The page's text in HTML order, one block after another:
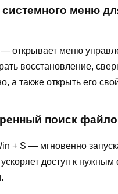
меню
открывает меню
восстановление,
а также открыть его
поиск
+ S — мгновенно
ускоряет доступ к